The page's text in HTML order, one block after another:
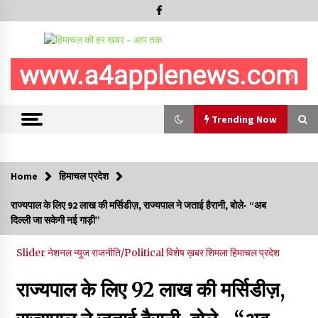
Trending Now
चंबा में बड़ा बस सड़क हादसा, 3 की मौत कई गंभीर घायल, बैरागढ़ से चंबा आ
रही थी निजी बस शर्मा कोच
08/08/2026
Home हिमाचल प्रदेश
राज्यपाल के लिए 92 लाख की मर्सिडीज़, राज्यपाल ने जताई हैरानी, बोले- “अब
दिल्ली जा सकेगी नई गाड़ी”
Sliderनेशनल न्यूजराजनीति/Politicalविशेष ख़बरशिमलाहिमाचल प्रदेश
राज्यपाल के लिए 92 लाख की मर्सिडीज़,